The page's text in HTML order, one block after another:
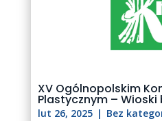
XV Ogólnopolskim
Plastycznym – Wioski
lut 26, 2025 | Bez